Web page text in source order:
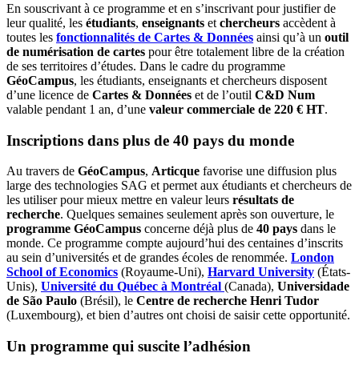
En souscrivant à ce programme et en s’inscrivant pour justifier de
leur qualité, les étudiants, enseignants et chercheurs accèdent à
toutes les fonctionnalités de Cartes & Données ainsi qu’à un outil
de numérisation de cartes pour être totalement libre de la création
de ses territoires d’études. Dans le cadre du programme
GéoCampus, les étudiants, enseignants et chercheurs disposent
d’une licence de Cartes & Données et de l’outil C&D Num
valable pendant 1 an, d’une valeur commerciale de 220 € HT.
Inscriptions dans plus de 40 pays du monde
Au travers de GéoCampus, Articque favorise une diffusion plus
large des technologies SAG et permet aux étudiants et chercheurs de
les utiliser pour mieux mettre en valeur leurs résultats de
recherche. Quelques semaines seulement après son ouverture, le
programme GéoCampus concerne déjà plus de 40 pays dans le
monde. Ce programme compte aujourd’hui des centaines d’inscrits
au sein d’universités et de grandes écoles de renommée. London
School of Economics (Royaume-Uni), Harvard University (États-
Unis), Université du Québec à Montréal (Canada), Universidade
de São Paulo (Brésil), le Centre de recherche Henri Tudor
(Luxembourg), et bien d’autres ont choisi de saisir cette opportunité.
Un programme qui suscite l’adhésion